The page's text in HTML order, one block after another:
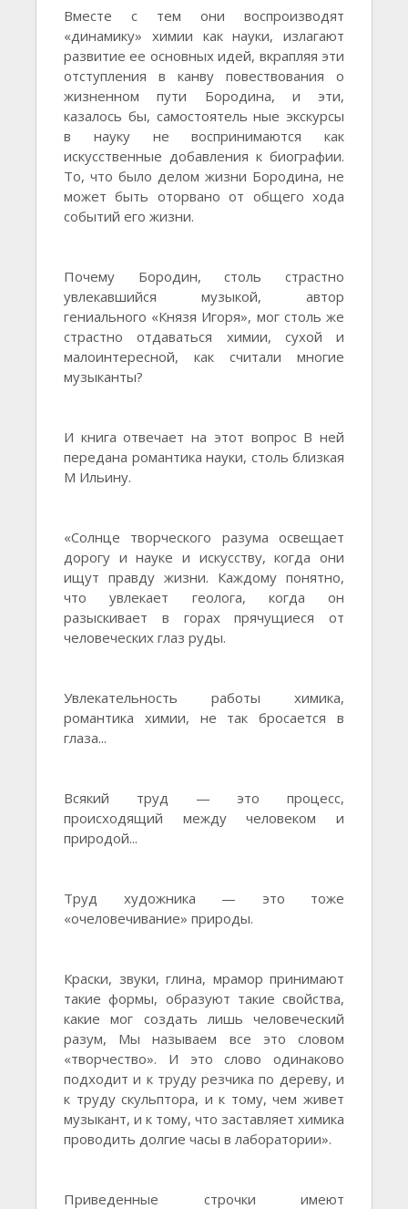
Вместе с тем они воспроизводят
«динамику» химии как науки, излагают
развитие ее основных идей, вкрапляя эти
отступления в канву повествования о
жизненном пути Бородина, и эти,
казалось бы, самостоятель ные экскурсы
в науку не воспринимаются как
искусственные добавления к биографии.
То, что было делом жизни Бородина, не
может быть оторвано от общего хода
событий его жизни.
Почему Бородин, столь страстно
увлекавшийся музыкой, автор
гениального «Князя Игоря», мог столь же
страстно отдаваться химии, сухой и
малоинтересной, как считали многие
музыканты?
И книга отвечает на этот вопрос В ней
передана романтика науки, столь близкая
М Ильину.
«Солнце творческого разума освещает
дорогу и науке и искусству, когда они
ищут правду жизни. Каждому понятно,
что увлекает геолога, когда он
разыскивает в горах прячущиеся от
человеческих глаз руды.
Увлекательность работы химика,
романтика химии, не так бросается в
глаза...
Всякий труд — это процесс,
происходящий между человеком и
природой...
Труд художника — это тоже
«очеловечивание» природы.
Краски, звуки, глина, мрамор принимают
такие формы, образуют такие свойства,
какие мог создать лишь человеческий
разум, Мы называем все это словом
«творчество». И это слово одинаково
подходит и к труду резчика по дереву, и
к труду скульптора, и к тому, чем живет
музыкант, и к тому, что заставляет химика
проводить долгие часы в лаборатории».
Приведенные строчки имеют